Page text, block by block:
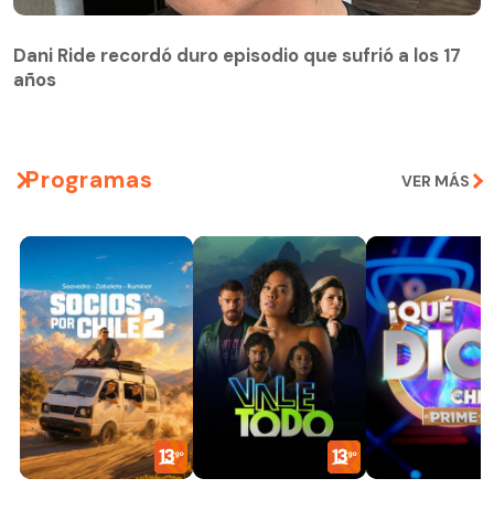
Dani Ride recordó duro episodio que sufrió a los 17
años
Programas VER MÁS